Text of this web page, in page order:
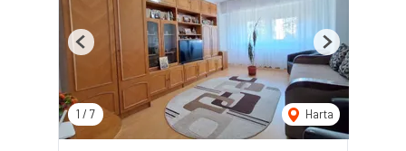
1 / 7 Harta
Previous Next